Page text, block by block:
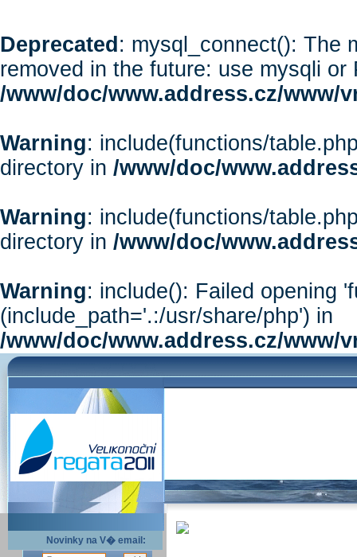
Deprecated : mysql_connect(): The
removed in the future: use mysqli or
/www/doc/www.address.cz/www/
Warning: include(functions/
directory in /www/doc/
Warning: include(functions/
directory in /www/doc/
Warning: include(): Failed opening
(include_path='.:/usr/share/php') in
/www/doc/www.address.cz/www/
Novinky na V� email: